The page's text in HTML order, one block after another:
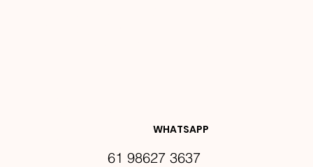
DES E
WHATSAPP
61 98627 3637